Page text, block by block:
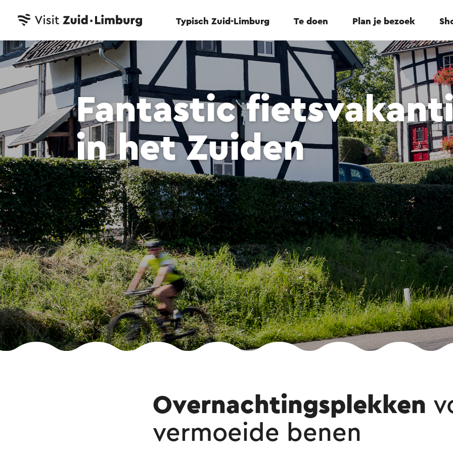
Typisch Zuid-Limburg Te doen Plan je bezoek
Fantastic
in het Zuiden
Overnachtingsplekken
vermoeide benen